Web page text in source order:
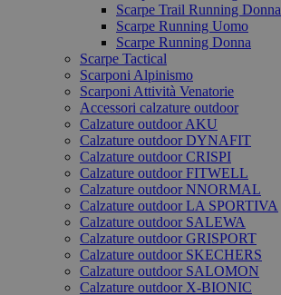
Scarpe Trail Running Donna
Scarpe Running Uomo
Scarpe Running Donna
Scarpe Tactical
Scarponi Alpinismo
Scarponi Attività Venatorie
Accessori calzature outdoor
Calzature outdoor AKU
Calzature outdoor DYNAFIT
Calzature outdoor CRISPI
Calzature outdoor FITWELL
Calzature outdoor NNORMAL
Calzature outdoor LA SPORTIVA
Calzature outdoor SALEWA
Calzature outdoor GRISPORT
Calzature outdoor SKECHERS
Calzature outdoor SALOMON
Calzature outdoor X-BIONIC